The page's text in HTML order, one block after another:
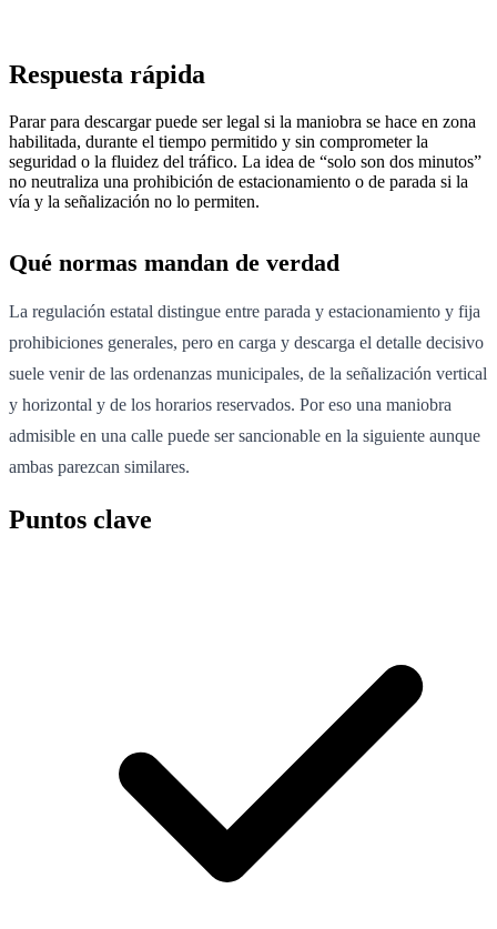
Respuesta rápida
Parar para descargar puede ser legal si la maniobra se hace en zona
habilitada, durante el tiempo permitido y sin comprometer la
seguridad o la fluidez del tráfico. La idea de “solo son dos minutos”
no neutraliza una prohibición de estacionamiento o de parada si la
vía y la señalización no lo permiten.
Qué normas mandan de verdad
La regulación estatal distingue entre parada y estacionamiento y fija
prohibiciones generales, pero en carga y descarga el detalle decisivo
suele venir de las ordenanzas municipales, de la señalización vertical
y horizontal y de los horarios reservados. Por eso una maniobra
admisible en una calle puede ser sancionable en la siguiente aunque
ambas parezcan similares.
Puntos clave